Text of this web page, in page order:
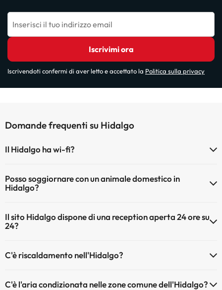
Inserisci il tuo indirizzo email
Iscrivimi ora
Iscrivendoti confermi di aver letto e accettato la Politica sulla privacy
Domande frequenti su Hidalgo
Il Hidalgo ha wi-fi?
Posso soggiornare con un animale domestico in
Hidalgo?
Il sito Hidalgo dispone di una reception aperta 24 ore su
24?
C'è riscaldamento nell'Hidalgo?
C'è l'aria condizionata nelle zone comune dell'Hidalgo?